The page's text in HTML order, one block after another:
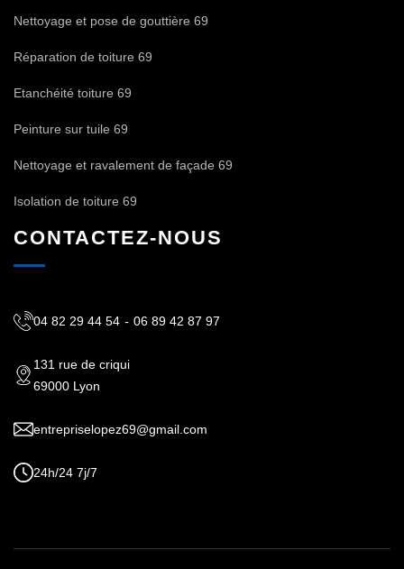
Nettoyage et pose de gouttière 69
Réparation de toiture 69
Etanchéité toiture 69
Peinture sur tuile 69
Nettoyage et ravalement de façade 69
Isolation de toiture 69
CONTACTEZ-NOUS
04 82 29 44 54 - 06 89 42 87 97
131 rue de criqui
69000 Lyon
entrepriselopez69@gmail.com
24h/24 7j/7